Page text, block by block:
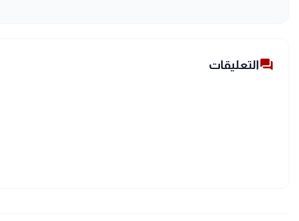
forumالتعليقات